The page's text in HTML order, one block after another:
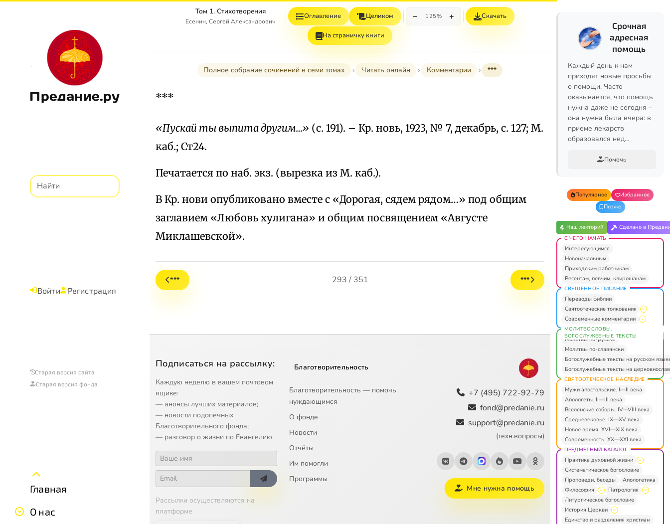
Предание.ру
Войти Регистрация
Старая версия сайта
Старая версия фонда
Главная
О нас
Том 1. Стихотворения
Есенин, Сергей Александрович
Оглавление Целиком − 125% + Скачать
На страничку книги
Полное собрание сочинений в семи томах Читать онлайн Комментарии ***
***
«Пускай ты выпита другим…» (с. 191). – Кр. новь, 1923, № 7, декабрь, с. 127; М.
каб.; Ст24.
Печатается по наб. экз. (вырезка из М. каб.).
В Кр. нови опубликовано вместе с «Дорогая, сядем рядом…» под общим
заглавием «Любовь хулигана» и общим посвящением «Августе
Миклашевской».
*** 293 / 351 ***
Подписаться на рассылку:
Каждую неделю в вашем почтовом
ящике:
— анонсы лучших материалов;
— новости подопечных
Благотворительного фонда;
— разговор о жизни по Евангелию.
Рассылки осуществляются на
платформе
Благотворительность
Благотворительность — помочь
нуждающимся
О фонде
Новости
Отчёты
Им помогли
Программы
+7 (495) 722-92-79
fond@predanie.ru
support@predanie.ru
(техн.вопросы)
Мне нужна помощь
Срочная
адресная
помощь
Каждый день к нам
приходят новые просьбы
о помощи. Часто
оказывается, что помощь
нужна даже не сегодня –
она нужна была вчера: в
приеме лекарств
образовался нед…
Помочь
Популярное
Избранное
Позже
Наш лекторий Сделано в
С ЧЕГО НАЧАТЬ
Интересующимся
Новоначальным
Приходским работникам
Регентам, певчим, клирошанам
СВЯЩЕННОЕ ПИСАНИЕ
Переводы Библии
Святоотеческие толкования
Современные комментарии
МОЛИТВОСЛОВЫ.
БОГОСЛУЖЕБНЫЕ ТЕКСТЫ
Молитвы по-русски
Молитвы по-славянски
Богослужебные тексты на русском
Богослужебные тексты на
СВЯТООТЕЧЕСКОЕ НАСЛЕДИЕ
Мужи апостольские. I—II века
Апологеты. II—III века
Вселенские соборы. IV—VIII века
Средневековье. IX—XV века
Новое время. XVI—XIX века
Современность. XX—XXI века
ПРЕДМЕТНЫЙ КАТАЛОГ
Практика духовной жизни
Систематическое богословие
Проповеди, беседы
Апологетика
Философия
Патрология
Литургическое богословие
История Церкви
Единство и разделения христиан